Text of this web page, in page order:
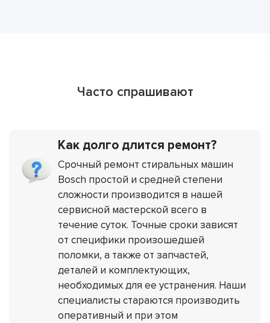
Часто спрашивают
Как долго длится ремонт?
Срочный ремонт стиральных машин
Bosch простой и средней степени
сложности производится в нашей
сервисной мастерской всего в
течение суток. Точные сроки зависят
от специфики произошедшей
поломки, а также от запчастей,
деталей и комплектующих,
необходимых для ее устранения. Наши
специалисты стараются производить
оперативный и при этом